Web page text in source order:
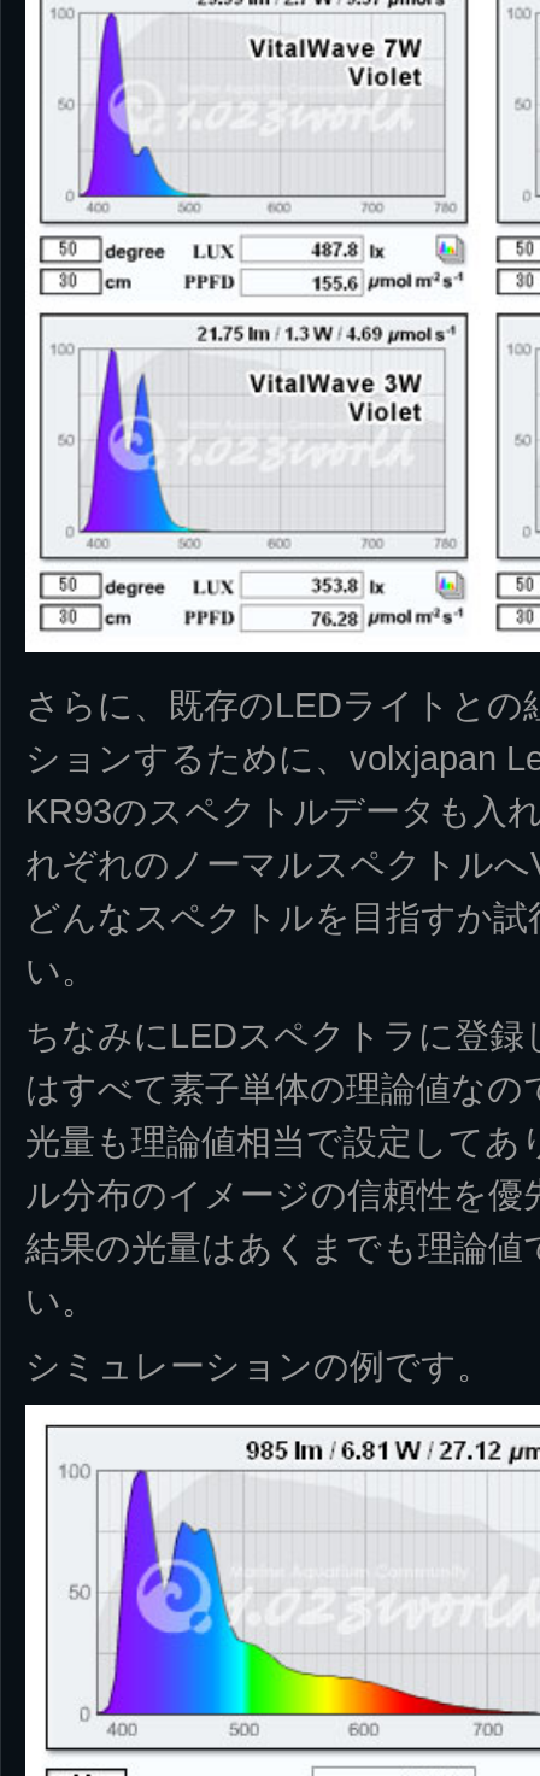
さらに、既存のLEDライトと
ションするために、volxjapan
KR93のスペクトルデータも入
れぞれのノーマルスペクトル
どんなスペクトルを目指すか
い。
ちなみにLEDスペクトラに登録
はすべて素子単体の理論値な
光量も理論値相当で設定して
ル分布のイメージの信頼性を
結果の光量はあくまでも理論
い。
シミュレーションの例です。